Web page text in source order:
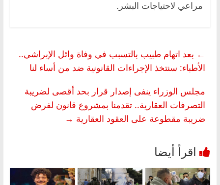
مراعي لاحتياجات البشر.
← بعد اتهام طبيب بالتسبب في وفاة وائل الإبراشي..
الأطباء: سنتخذ الإجراءات القانونية ضد من أساء لنا
مجلس الوزراء ينفى إصدار قرار بحد أقصى لضريبة
التصرفات العقارية.. تقدمنا بمشروع قانون لفرض
ضريبة مقطوعة على العقود العقارية →